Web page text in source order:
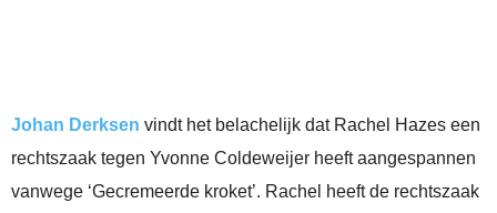
Johan Derksen vindt het belachelijk dat Rachel Hazes een
rechtszaak tegen Yvonne Coldeweijer heeft aangespannen
vanwege ‘Gecremeerde kroket’. Rachel heeft de rechtszaak